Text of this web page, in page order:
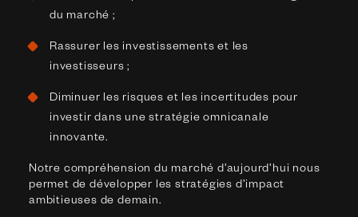
du marché ;
Rassurer les investissements et les
investisseurs ;
Diminuer les risques et les incertitudes pour
investir dans une stratégie omnicanale
innovante.
Notre compréhension du marché d’aujourd’hui nous
permet de développer les stratégies d’impact
ambitieuses de demain.